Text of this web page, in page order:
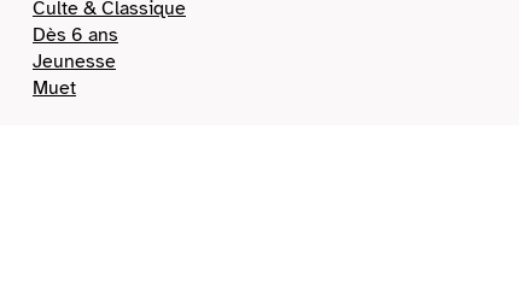
Culte & Classique
Dès 6 ans
Jeunesse
Muet